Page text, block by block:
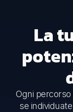
La
Ogni
se